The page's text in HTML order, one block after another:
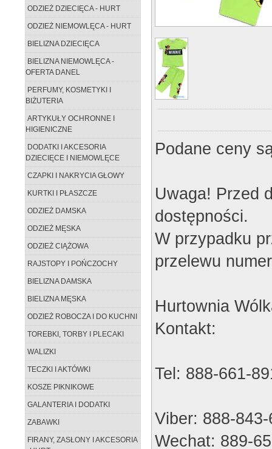
ODZIEŻ DZIECIĘCA - HURT
ODZIEŻ NIEMOWLĘCA - HURT
BIELIZNA DZIECIĘCA
BIELIZNA NIEMOWLĘCA -
OFERTA DANEL
PERFUMY, KOSMETYKI I
BIŻUTERIA
ARTYKUŁY OCHRONNE I
HIGIENICZNE
DODATKI I AKCESORIA
DZIECIĘCE I NIEMOWLĘCE
CZAPKI I NAKRYCIA GŁOWY
KURTKI I PŁASZCZE
ODZIEŻ DAMSKA
ODZIEŻ MĘSKA
ODZIEŻ CIĄŻOWA
RAJSTOPY I POŃCZOCHY
BIELIZNA DAMSKA
BIELIZNA MĘSKA
ODZIEŻ ROBOCZA I DO KUCHNI
TOREBKI, TORBY I PLECAKI
WALIZKI
TECZKI I AKTÓWKI
KOSZE PIKNIKOWE
GALANTERIA I DODATKI
ZABAWKI
FIRANY, ZASŁONY I AKCESORIA
Podane ceny
Uwaga! Przed
dostępności.
W przypadku
przelewu
Hurtownia
Kontakt:
Tel: 888-661-
Viber: 888-
Wechat: 889-